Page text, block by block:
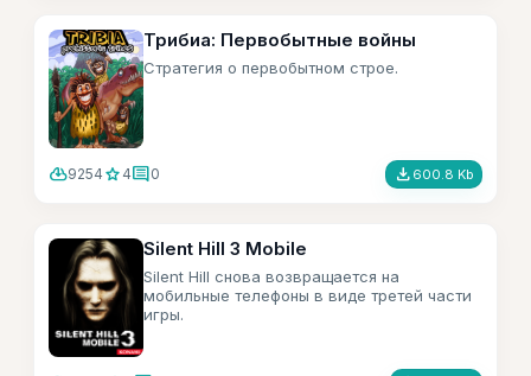
Трибиа: Первобытные войны
Стратегия о первобытном строе.
cloud_download9254 star 4comment0 file_download 600.8 Kb
Silent Hill 3 Mobile
Silent Hill снова возвращается на
мобильные телефоны в виде третей части
игры.